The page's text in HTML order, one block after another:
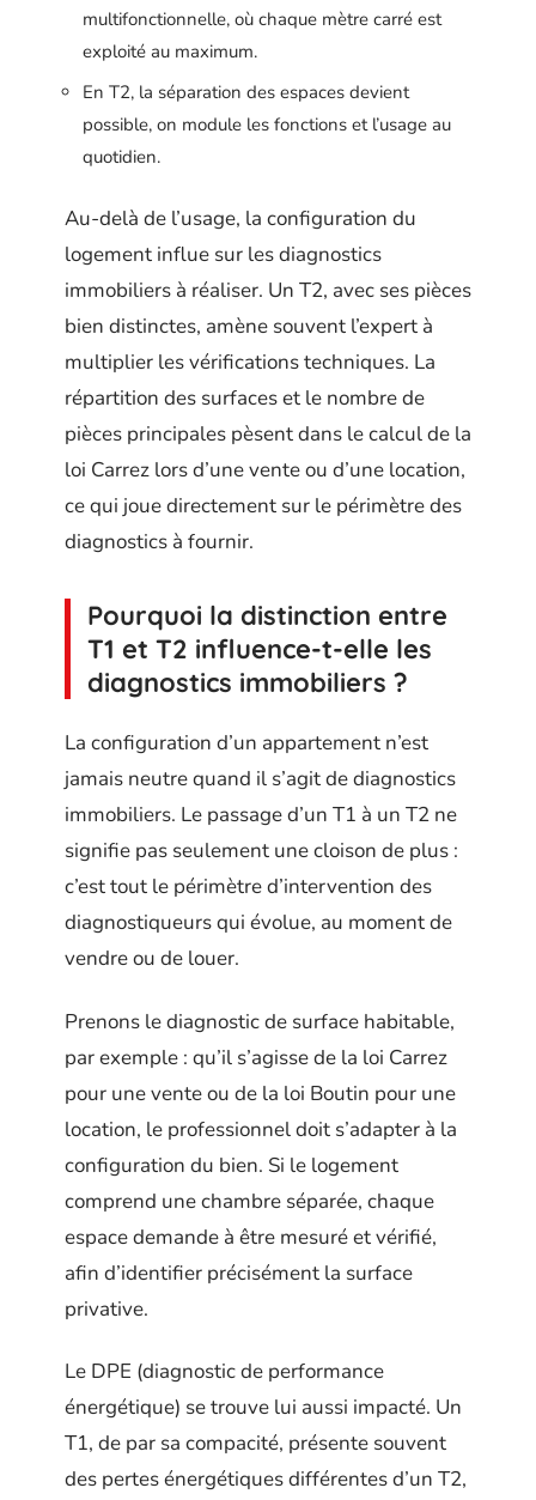
multifonctionnelle, où chaque mètre carré est
exploité au maximum.
En T2, la séparation des espaces devient
possible, on module les fonctions et l’usage au
quotidien.
Au-delà de l’usage, la configuration du
logement influe sur les diagnostics
immobiliers à réaliser. Un T2, avec ses pièces
bien distinctes, amène souvent l’expert à
multiplier les vérifications techniques. La
répartition des surfaces et le nombre de
pièces principales pèsent dans le calcul de la
loi Carrez lors d’une vente ou d’une location,
ce qui joue directement sur le périmètre des
diagnostics à fournir.
Pourquoi la distinction entre
T1 et T2 influence-t-elle les
diagnostics immobiliers ?
La configuration d’un appartement n’est
jamais neutre quand il s’agit de diagnostics
immobiliers. Le passage d’un T1 à un T2 ne
signifie pas seulement une cloison de plus :
c’est tout le périmètre d’intervention des
diagnostiqueurs qui évolue, au moment de
vendre ou de louer.
Prenons le diagnostic de surface habitable,
par exemple : qu’il s’agisse de la loi Carrez
pour une vente ou de la loi Boutin pour une
location, le professionnel doit s’adapter à la
configuration du bien. Si le logement
comprend une chambre séparée, chaque
espace demande à être mesuré et vérifié,
afin d’identifier précisément la surface
privative.
Le DPE (diagnostic de performance
énergétique) se trouve lui aussi impacté. Un
T1, de par sa compacité, présente souvent
des pertes énergétiques différentes d’un T2,